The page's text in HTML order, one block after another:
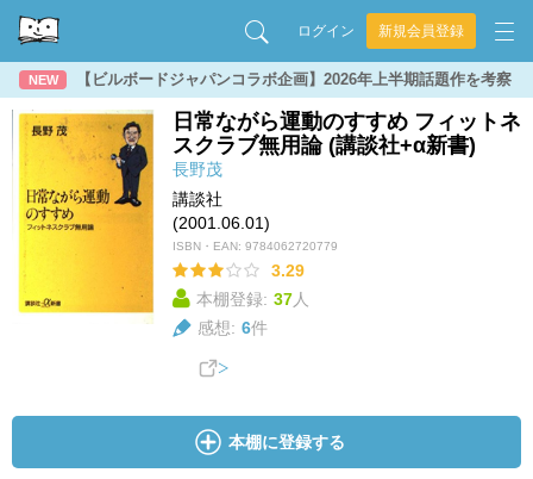
ログイン 新規会員登録
NEW 【ビルボードジャパンコラボ企画】2026年上半期話題作を考察
日常ながら運動のすすめ フィットネ
スクラブ無用論 (講談社+α新書)
長野茂
講談社
(2001.06.01)
ISBN・EAN: 9784062720779
3.29
本棚登録: 37人
感想: 6件
本棚に登録する